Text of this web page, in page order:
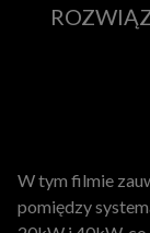
W tym filmie
pomiędzy